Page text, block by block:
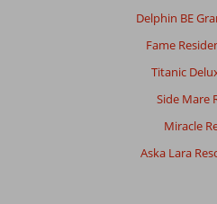
Delphin BE
Fame
Titanic
Side Mare
Miracle
Aska Lara